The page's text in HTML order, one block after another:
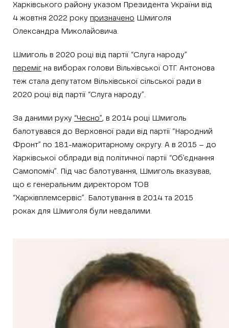
Харківського району указом Президента України від
4 жовтня 2022 року призначено Шмиголя
Олександра Миколайовича.
Шмиголь в 2020 році від партії “Слуга народу”
переміг на виборах голови Вільхівської ОТГ. Антонова
теж стала депутатом Вільхівської сільської ради в
2020 році від партії “Слуга народу”.
За даними руху “Чесно”, в 2014 році Шмиголь
балотувався до Верховної ради від партії “Народний
Фронт” по 181-мажоритарному округу. А в 2015 – до
Харківської облради від політичної партії “Об’єднання
Самопоміч”. Під час балотування, Шмиголь вказував,
що є генеральним директором ТОВ
“Харківплемсервіс”. Балотування в 2014 та 2015
роках для Шмиголя були невдалими.